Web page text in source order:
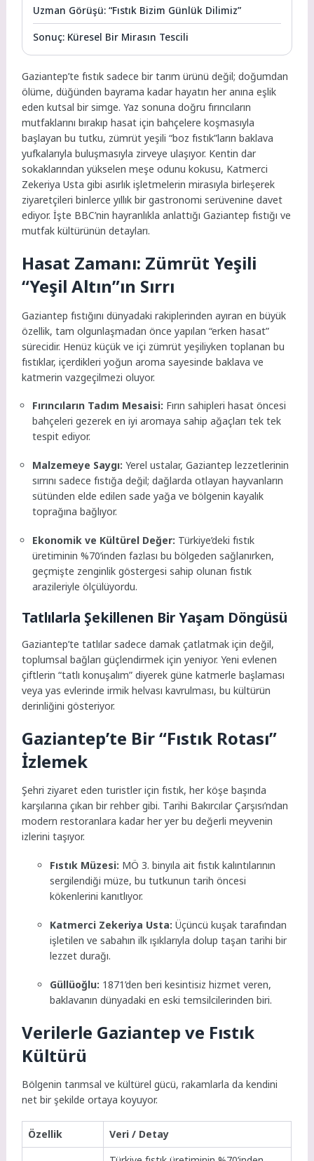
Uzman Görüşü: “Fıstık Bizim Günlük Dilimiz”
Sonuç: Küresel Bir Mirasın Tescili
Gaziantep’te fıstık sadece bir tarım ürünü değil; doğumdan
ölüme, düğünden bayrama kadar hayatın her anına eşlik
eden kutsal bir simge. Yaz sonuna doğru fırıncıların
mutfaklarını bırakıp hasat için bahçelere koşmasıyla
başlayan bu tutku, zümrüt yeşili “boz fıstık”ların baklava
yufkalarıyla buluşmasıyla zirveye ulaşıyor. Kentin dar
sokaklarından yükselen meşe odunu kokusu, Katmerci
Zekeriya Usta gibi asırlık işletmelerin mirasıyla birleşerek
ziyaretçileri binlerce yıllık bir gastronomi serüvenine davet
ediyor. İşte BBC’nin hayranlıkla anlattığı Gaziantep fıstığı ve
mutfak kültürünün detayları.
Hasat Zamanı: Zümrüt Yeşili
“Yeşil Altın”ın Sırrı
Gaziantep fıstığını dünyadaki rakiplerinden ayıran en büyük
özellik, tam olgunlaşmadan önce yapılan “erken hasat”
sürecidir. Henüz küçük ve içi zümrüt yeşiliyken toplanan bu
fıstıklar, içerdikleri yoğun aroma sayesinde baklava ve
katmerin vazgeçilmezi oluyor.
Fırıncıların Tadım Mesaisi: Fırın sahipleri hasat öncesi
bahçeleri gezerek en iyi aromaya sahip ağaçları tek tek
tespit ediyor.
Malzemeye Saygı: Yerel ustalar, Gaziantep lezzetlerinin
sırrını sadece fıstığa değil; dağlarda otlayan hayvanların
sütünden elde edilen sade yağa ve bölgenin kayalık
toprağına bağlıyor.
Ekonomik ve Kültürel Değer: Türkiye’deki fıstık
üretiminin %70’inden fazlası bu bölgeden sağlanırken,
geçmişte zenginlik göstergesi sahip olunan fıstık
arazileriyle ölçülüyordu.
Tatlılarla Şekillenen Bir Yaşam Döngüsü
Gaziantep’te tatlılar sadece damak çatlatmak için değil,
toplumsal bağları güçlendirmek için yeniyor. Yeni evlenen
çiftlerin “tatlı konuşalım” diyerek güne katmerle başlaması
veya yas evlerinde irmik helvası kavrulması, bu kültürün
derinliğini gösteriyor.
Gaziantep’te Bir “Fıstık Rotası”
İzlemek
Şehri ziyaret eden turistler için fıstık, her köşe başında
karşılarına çıkan bir rehber gibi. Tarihi Bakırcılar Çarşısı’ndan
modern restoranlara kadar her yer bu değerli meyvenin
izlerini taşıyor.
Fıstık Müzesi: MÖ 3. binyıla ait fıstık kalıntılarının
sergilendiği müze, bu tutkunun tarih öncesi
kökenlerini kanıtlıyor.
Katmerci Zekeriya Usta: Üçüncü kuşak tarafından
işletilen ve sabahın ilk ışıklarıyla dolup taşan tarihi bir
lezzet durağı.
Güllüoğlu: 1871’den beri kesintisiz hizmet veren,
baklavanın dünyadaki en eski temsilcilerinden biri.
Verilerle Gaziantep ve Fıstık
Kültürü
Bölgenin tarımsal ve kültürel gücü, rakamlarla da kendini
net bir şekilde ortaya koyuyor.
Özellik
Veri / Detay